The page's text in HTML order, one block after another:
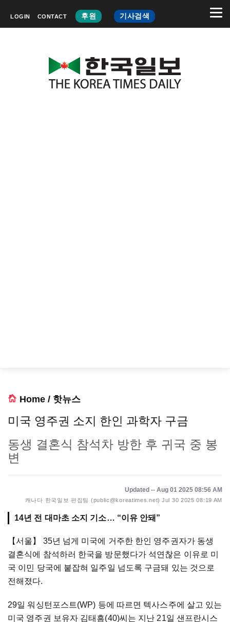
LOGIN CONTACT 후원 기사검색
Home / 핫뉴스
미국 영주권 소지 한인 과학자 구금
동생 결혼식 참석차 방한 후 귀국 중 봉
변
Updated -- Aug 01 2025 08:56 AM
캐나다 한국일보 편집팀 (public@koreatimes.net) Jul 30 2025 08:19 AM
14년 전 대마초 소지 기소… “이유 안돼”
【서울】
35년 넘게 미국에 거주한 한인 영주권자가 동생
결혼식에 참석하러 한국을 방문했다가 석연찮은 이유로 미
국 이민 당국에 붙잡혀 일주일 넘도록 구금돼 있는 것으로
전해졌다.
29일 워싱턴포스트(WP) 등에 따르면 텍사스주에 살고 있는
미국 영주권 보유자 김태흥(40)씨는 지난 21일 샌프란시스